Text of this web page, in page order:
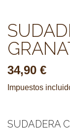
34,90 €
Impuestos
SUDADERA